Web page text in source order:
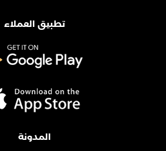
تطبيق العملاء
المدونة